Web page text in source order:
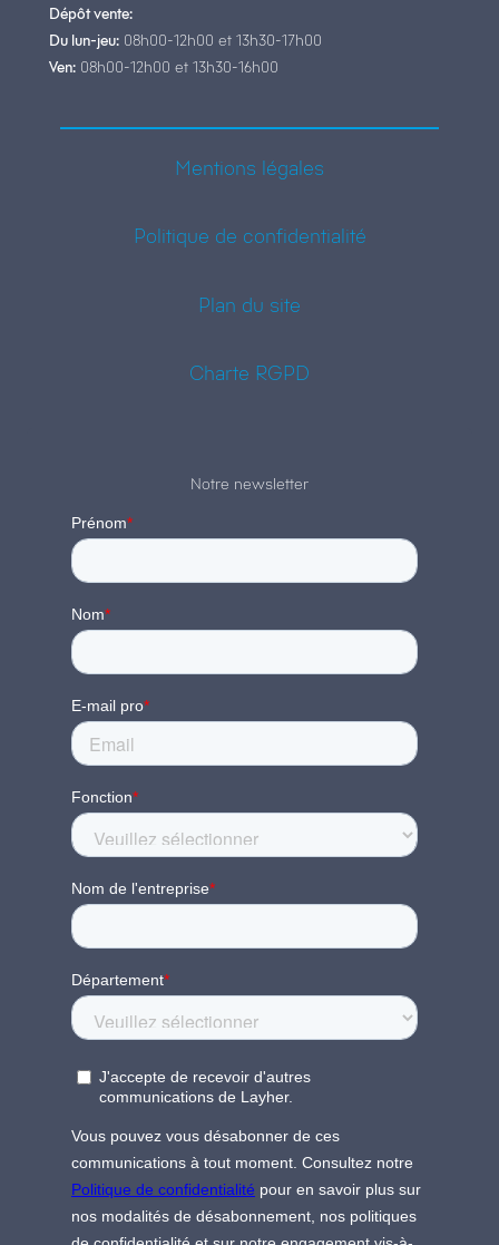
Dépôt vente:
Du lun-jeu: 08h00-12h00 et 13h30-17h00
Ven: 08h00-12h00 et 13h30-16h00
Mentions légales
Politique de confidentialité
Plan du site
Charte RGPD
Notre newsletter